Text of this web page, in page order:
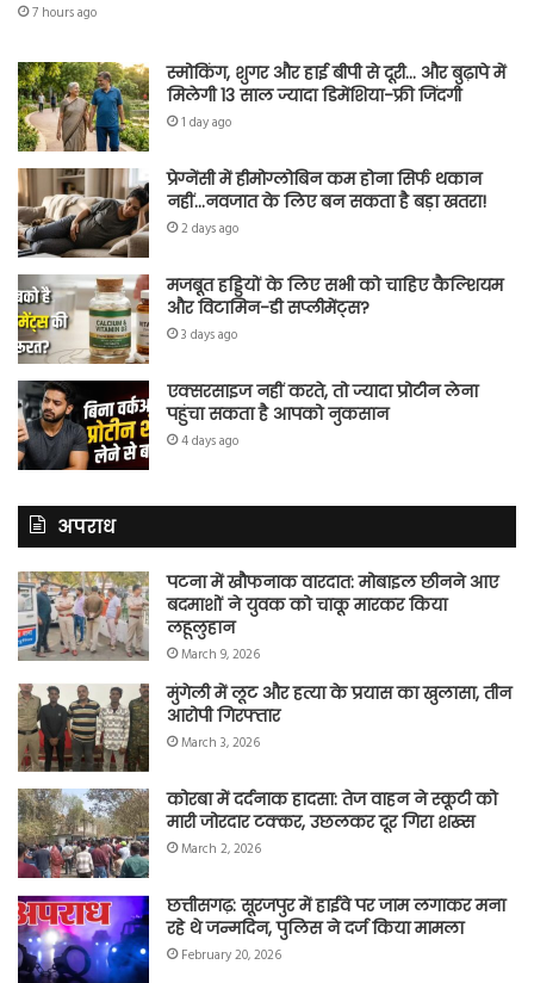
7 hours ago
स्मोकिंग, शुगर और हाई बीपी से दूरी… और बुढ़ापे में
मिलेगी 13 साल ज्यादा डिमेंशिया-फ्री जिंदगी
1 day ago
प्रेग्नेंसी में हीमोग्लोबिन कम होना सिर्फ थकान
नहीं…नवजात के लिए बन सकता है बड़ा खतरा!
2 days ago
मजबूत हड्डियों के लिए सभी को चाहिए कैल्शियम
और विटामिन-डी सप्लीमेंट्स?
3 days ago
एक्सरसाइज नहीं करते, तो ज्यादा प्रोटीन लेना
पहुंचा सकता है आपको नुकसान
4 days ago
अपराध
पटना में खौफनाक वारदात: मोबाइल छीनने आए
बदमाशों ने युवक को चाकू मारकर किया
लहूलुहान
March 9, 2026
मुंगेली में लूट और हत्या के प्रयास का खुलासा, तीन
आरोपी गिरफ्तार
March 3, 2026
कोरबा में दर्दनाक हादसा: तेज वाहन ने स्कूटी को
मारी जोरदार टक्कर, उछलकर दूर गिरा शख्स
March 2, 2026
छत्तीसगढ़: सूरजपुर में हाईवे पर जाम लगाकर मना
रहे थे जन्मदिन, पुलिस ने दर्ज किया मामला
February 20, 2026